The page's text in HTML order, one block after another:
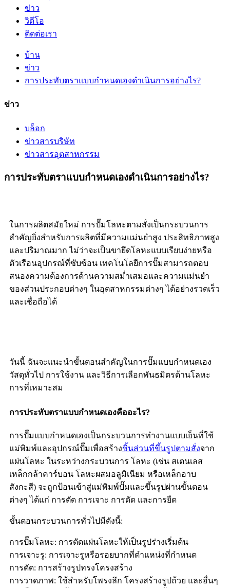
ข่าว
วิดีโอ
ติดต่อเรา
บ้าน
ข่าว
การประทับตราแบบกำหนดเองดำเนินการอย่างไร?
ข่าว
บล็อก
ข่าวสารบริษัท
ข่าวสารอุตสาหกรรม
การประทับตราแบบกำหนดเองดำเนินการอย่างไร?
ในการผลิตสมัยใหม่ การปั๊มโลหะตามสั่งเป็นกระบวนการ
สำคัญยิ่งสำหรับการผลิตที่มีความแม่นยำสูง ประสิทธิภาพสูง
และปริมาณมาก ไม่ว่าจะเป็นขายึดโลหะแบบเรียบง่ายหรือ
ตัวเรือนอุปกรณ์ที่ซับซ้อน เทคโนโลยีการปั๊มสามารถตอบ
สนองความต้องการด้านความสม่ำเสมอและความแม่นยำ
ของส่วนประกอบต่างๆ ในอุตสาหกรรมต่างๆ ได้อย่างรวดเร็ว
และเชื่อถือได้
วันนี้ ฉันจะแนะนำขั้นตอนสำคัญในการปั๊มแบบกำหนดเอง
วัสดุทั่วไป การใช้งาน และวิธีการเลือกพันธมิตรด้านโลหะ
การที่เหมาะสม
การประทับตราแบบกำหนดเองคืออะไร?
การปั๊มแบบกำหนดเองเป็นกระบวนการทำงานแบบเย็นที่ใช้
แม่พิมพ์และอุปกรณ์ปั๊มเพื่อสร้างชิ้นส่วนที่ขึ้นรูปตามสั่งจาก
แผ่นโลหะ ในระหว่างกระบวนการ โลหะ (เช่น สเตนเลส
เหล็กกล้าคาร์บอน โลหะผสมอลูมิเนียม หรือเหล็กอาบ
สังกะสี) จะถูกป้อนเข้าสู่แม่พิมพ์ปั๊มและขึ้นรูปผ่านขั้นตอน
ต่างๆ ได้แก่ การตัด การเจาะ การดัด และการยืด
ขั้นตอนกระบวนการทั่วไปมีดังนี้:
การปั๊มโลหะ: การตัดแผ่นโลหะให้เป็นรูปร่างเริ่มต้น
การเจาะรู: การเจาะรูหรือรอยบากที่ตำแหน่งที่กำหนด
การดัด: การสร้างรูปทรงโครงสร้าง
การวาดภาพ: ใช้สำหรับโพรงลึก โครงสร้างรูปถ้วย และอื่นๆ